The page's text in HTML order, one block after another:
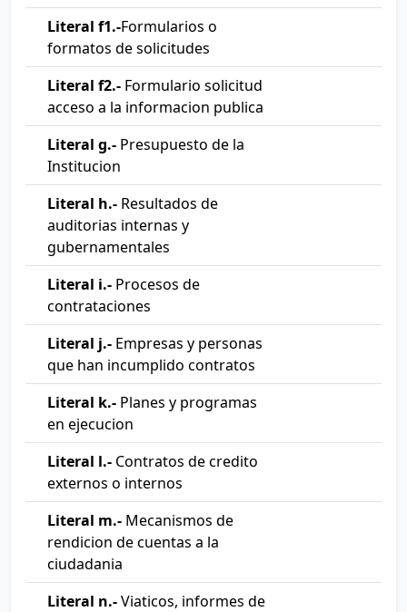
Literal f1.-Formularios o
formatos de solicitudes
Literal f2.- Formulario solicitud
acceso a la informacion publica
Literal g.- Presupuesto de la
Institucion
Literal h.- Resultados de
auditorias internas y
gubernamentales
Literal i.- Procesos de
contrataciones
Literal j.- Empresas y personas
que han incumplido contratos
Literal k.- Planes y programas
en ejecucion
Literal l.- Contratos de credito
externos o internos
Literal m.- Mecanismos de
rendicion de cuentas a la
ciudadania
Literal n.-Viaticos, informes de